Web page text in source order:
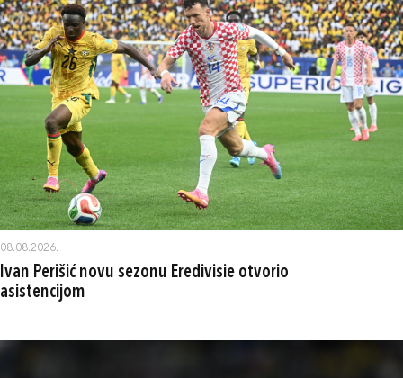
08.08.2026.
Ivan Perišić novu sezonu Eredivisie otvorio
asistencijom